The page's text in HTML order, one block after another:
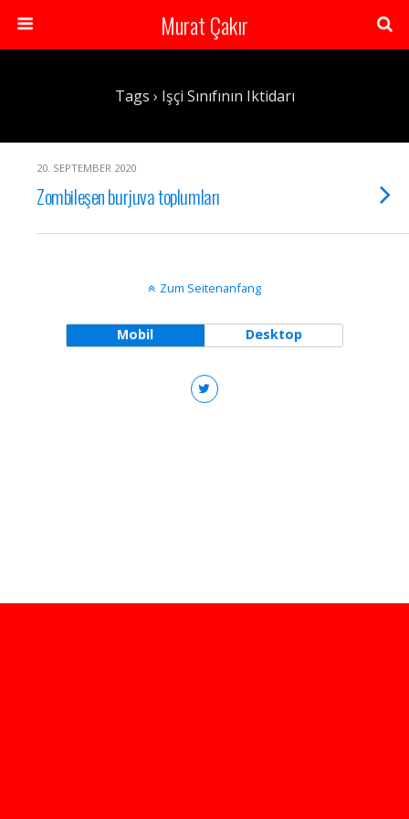
Murat Çakır
Tags › Işçi Sınıfının Iktidarı
20. SEPTEMBER 2020
Zombileşen burjuva toplumları
Zum Seitenanfang
Mobil Desktop